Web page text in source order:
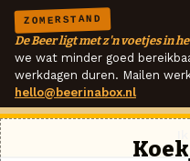
ZOMERSTAND
De Beer ligt met z'n voetjes in
we wat minder goed
werkdagen duren. Mailen
hello@beerinabox.nl